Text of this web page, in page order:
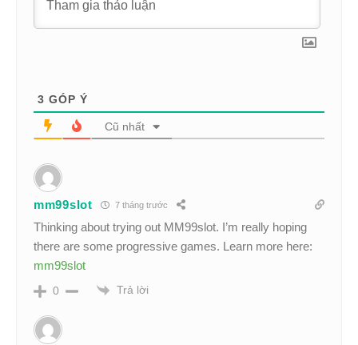
3 GÓP Ý
Cũ nhất
mm99slot 7 tháng trước
Thinking about trying out MM99slot. I’m really hoping
there are some progressive games. Learn more here:
mm99slot
0 Trả lời